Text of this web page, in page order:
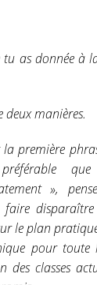
as donnée à
deux manières.
la première
»,
le plan
pour toute
des classes